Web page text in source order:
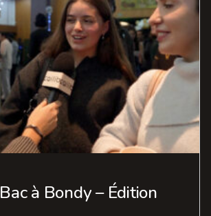
Bac à Bondy – Édition